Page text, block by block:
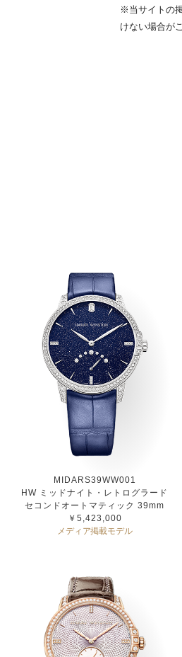
※当サイトの
けない場合が
MIDARS39WW001
HW ミッドナイト・レトログラード
セコンドオートマティック 39mm
￥5,423,000
メディア掲載モデル